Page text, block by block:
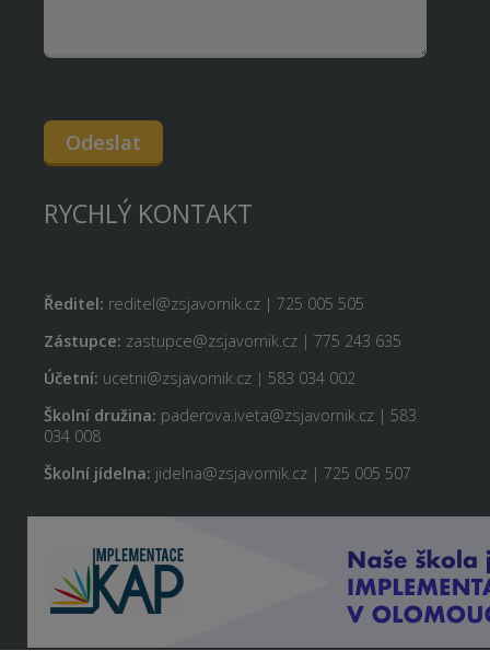
Odeslat
RYCHLÝ KONTAKT
Ředitel: reditel@zsjavornik.cz | 725 005 505
Zástupce: zastupce@zsjavornik.cz | 775 243 635
Účetní: ucetni@zsjavornik.cz | 583 034 002
Školní družina: paderova.iveta@zsjavornik.cz | 583
034 008
Školní jídelna: jidelna@zsjavornik.cz | 725 005 507